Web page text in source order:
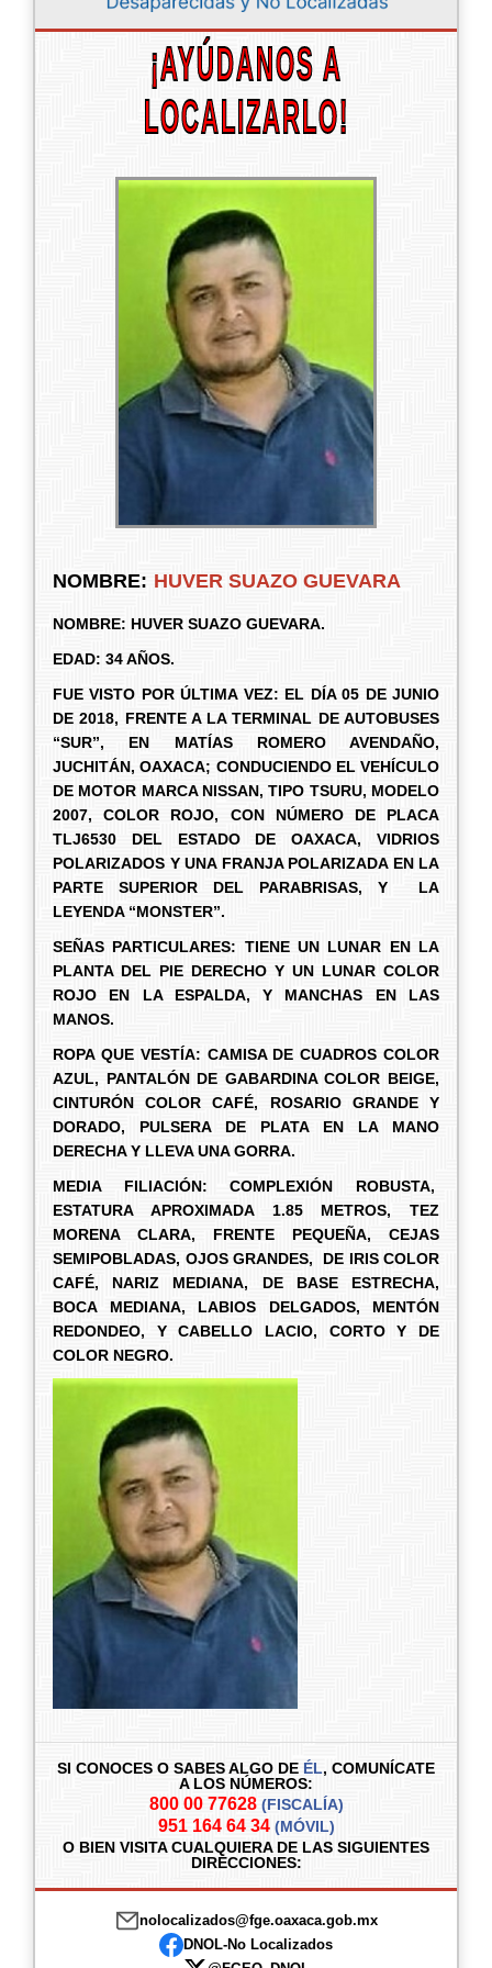
¡AYÚDANOS A
LOCALIZARLO!
NOMBRE: HUVER SUAZO GUEVARA
NOMBRE: HUVER SUAZO GUEVARA.
EDAD: 34 AÑOS.
FUE VISTO POR ÚLTIMA VEZ: EL DÍA 05 DE JUNIO
DE 2018, FRENTE A LA TERMINAL DE AUTOBUSES
“SUR”, EN MATÍAS ROMERO AVENDAÑO,
JUCHITÁN, OAXACA; CONDUCIENDO EL VEHÍCULO
DE MOTOR MARCA NISSAN, TIPO TSURU, MODELO
2007, COLOR ROJO, CON NÚMERO DE PLACA
TLJ6530 DEL ESTADO DE OAXACA, VIDRIOS
POLARIZADOS Y UNA FRANJA POLARIZADA EN LA
PARTE SUPERIOR DEL PARABRISAS, Y LA
LEYENDA “MONSTER”.
SEÑAS PARTICULARES: TIENE UN LUNAR EN LA
PLANTA DEL PIE DERECHO Y UN LUNAR COLOR
ROJO EN LA ESPALDA, Y MANCHAS EN LAS
MANOS.
ROPA QUE VESTÍA: CAMISA DE CUADROS COLOR
AZUL, PANTALÓN DE GABARDINA COLOR BEIGE,
CINTURÓN COLOR CAFÉ, ROSARIO GRANDE Y
DORADO, PULSERA DE PLATA EN LA MANO
DERECHA Y LLEVA UNA GORRA.
MEDIA FILIACIÓN: COMPLEXIÓN ROBUSTA,
ESTATURA APROXIMADA 1.85 METROS, TEZ
MORENA CLARA, FRENTE PEQUEÑA, CEJAS
SEMIPOBLADAS, OJOS GRANDES, DE IRIS COLOR
CAFÉ, NARIZ MEDIANA, DE BASE ESTRECHA,
BOCA MEDIANA, LABIOS DELGADOS, MENTÓN
REDONDEO, Y CABELLO LACIO, CORTO Y DE
COLOR NEGRO.
SI CONOCES O SABES ALGO DE ÉL, COMUNÍCATE
A LOS NÚMEROS:
800 00 77628 (FISCALÍA)
951 164 64 34 (MÓVIL)
O BIEN VISITA CUALQUIERA DE LAS SIGUIENTES
DIRECCIONES:
nolocalizados@fge.oaxaca.gob.mx
DNOL-No Localizados